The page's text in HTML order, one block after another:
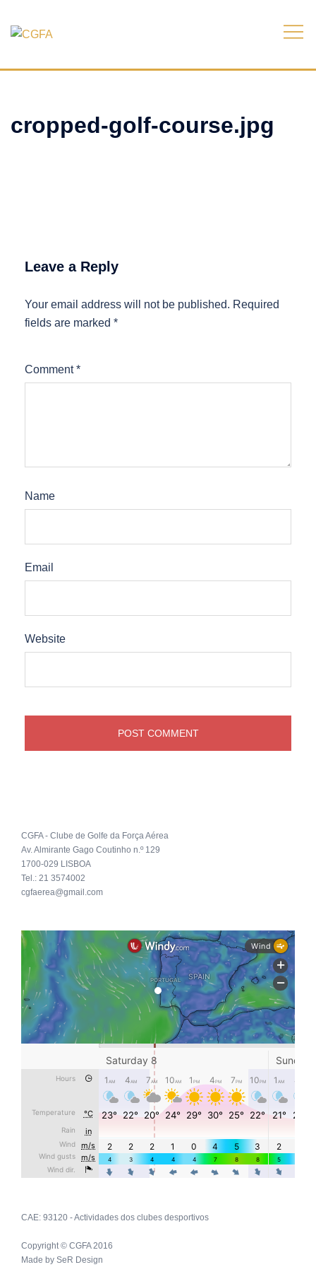
cropped-golf-course.jpg
Leave a Reply
Your email address will not be published. Required
fields are marked *
Comment*
Name
Email
Website
CGFA - Clube de Golfe da Força Aérea
Av. Almirante Gago Coutinho n.º 129
1700-029 LISBOA
Tel.: 21 3574002
cgfaerea@gmail.com
CAE: 93120 - Actividades dos clubes desportivos
Copyright © CGFA 2016
Made by SeR Design